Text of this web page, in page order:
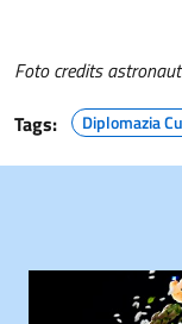
Foto credits
Tags:
Diplomazia